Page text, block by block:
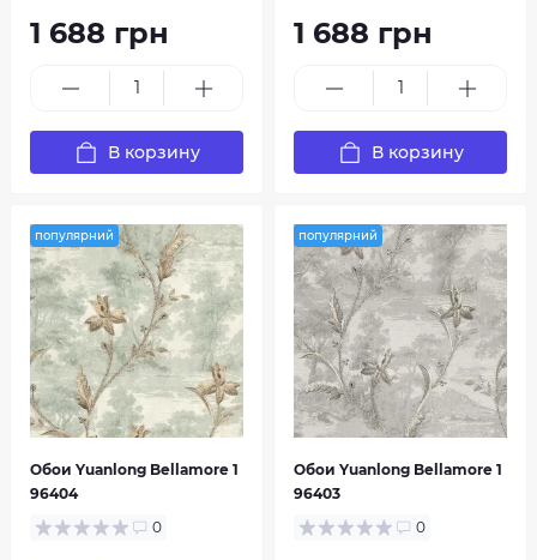
1 688 грн
В корзину
1 688 грн
В корзину
популярний
Обои Yuanlong Bellamore 1
96404
0
популярний
Обои Yuanlong Bellamore 1
96403
0